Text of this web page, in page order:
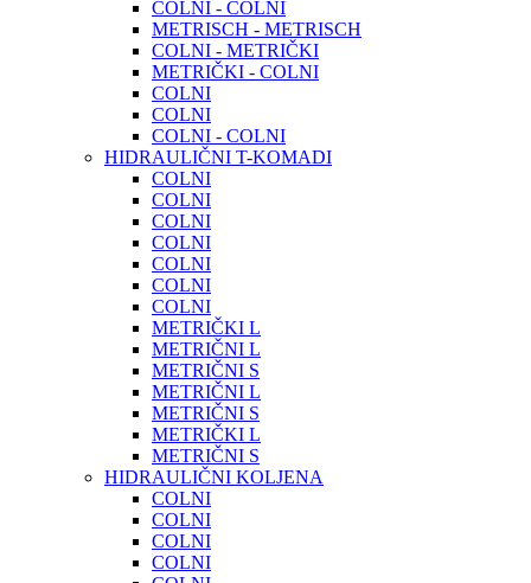
COLNI - COLNI
METRISCH - METRISCH
COLNI - METRIČKI
METRIČKI - COLNI
COLNI
COLNI
COLNI - COLNI
HIDRAULIČNI T-KOMADI
COLNI
COLNI
COLNI
COLNI
COLNI
COLNI
COLNI
METRIČKI L
METRIČNI L
METRIČNI S
METRIČNI L
METRIČNI S
METRIČKI L
METRIČNI S
HIDRAULIČNI KOLJENA
COLNI
COLNI
COLNI
COLNI